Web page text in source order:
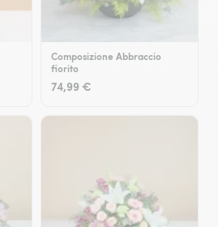
Composizione Abbraccio
fiorito
74,99 €